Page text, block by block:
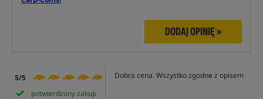
DODAJ OPINIĘ »
5/5
potwierdzony zakup
Dobra cena. Wszystko zgodne z opisem